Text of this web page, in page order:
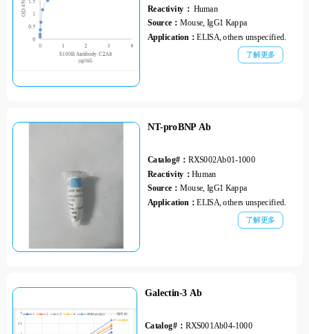
Reactivity： Human
Source：Mouse, IgG1 Kappa
Application：ELISA, others unspecified.
了解更多
NT-proBNP Ab
Catalog#：RXS002Ab01-1000
Reactivity：Human
Source：Mouse, IgG1 Kappa
Application：ELISA, others unspecified.
了解更多
Galectin-3 Ab
Catalog#：RXS001Ab04-1000